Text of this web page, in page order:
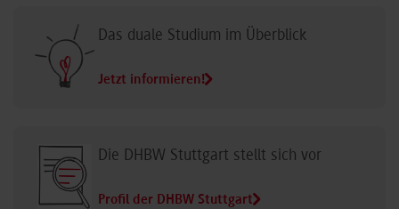
Das duale Studium im Überblick
Jetzt informieren!
Die DHBW Stuttgart stellt sich vor
Profil der DHBW Stuttgart